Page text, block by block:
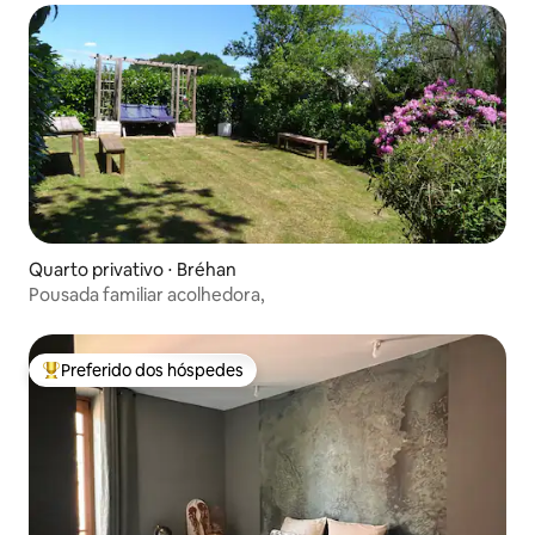
Quarto privativo ⋅ Bréhan
Pousada familiar acolhedora,
Entre os melhores preferidos dos hóspedes
Preferido dos hóspedes